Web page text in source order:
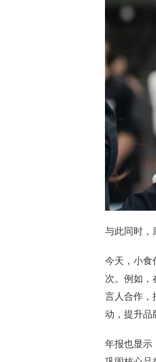
与此同时，
今天，小食
次。例如，
言人合作，
动，提升品
年报也显示